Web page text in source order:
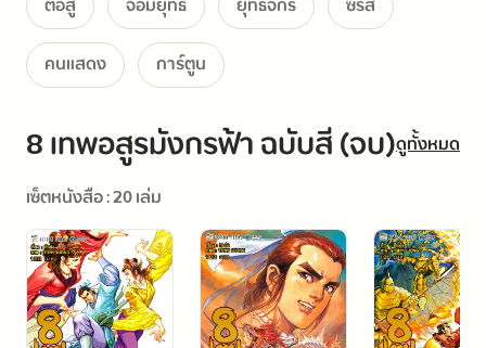
คนแสดง
การ์ตูน
8 เทพอสูรมังกรฟ้า ฉบับสี (จบ)ดูทั้งหมด
เซ็ตหนังสือ : 20 เล่ม